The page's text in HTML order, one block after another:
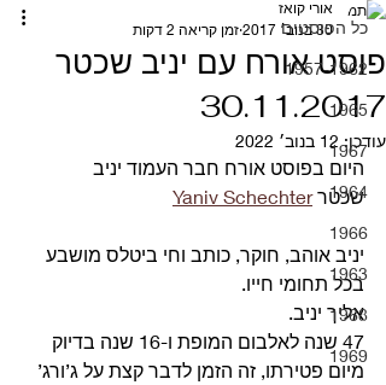
כל הפוסטים
1957-1962
1965
1967
1964
1966
1963
1968
1969
פוסט אורח עם יניב שכטר
30.11.2017
אורי קואז
30 בנוב׳ 2017
זמן קריאה 2 דקות
עודכן:12 בנוב׳ 2022
היום בפוסט אורח חבר העמוד יניב
שכטר Yaniv Schechter
יניב אוהב, חוקר, כותב וחי ביטלס מושבע
בכל תחומי חייו.
אליך יניב.
47 שנה לאלבום המופת ו-16 שנה בדיוק
מיום פטירתו, זה הזמן לדבר קצת על ג’ורג’